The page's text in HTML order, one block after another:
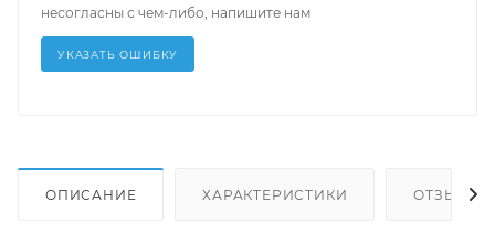
несогласны с чем-либо, напишите нам
УКАЗАТЬ ОШИБКУ
ОПИСАНИЕ ХАРАКТЕРИСТИКИ ОТЗЫВЫ